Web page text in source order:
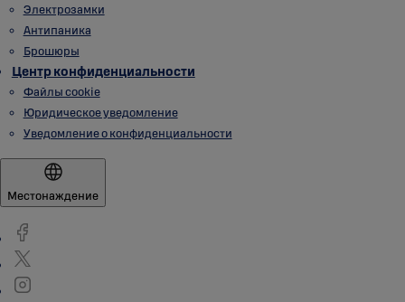
Электрозамки
Антипаника
Брошюры
Центр конфиденциальности
Файлы cookie
Юридическое уведомление
Уведомление о конфиденциальности
Местонаждение